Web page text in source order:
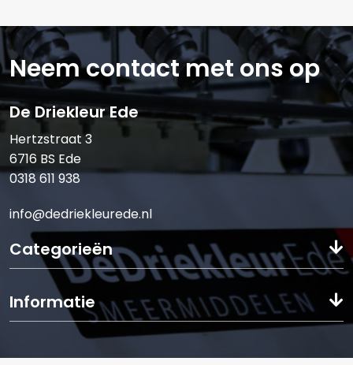
E-mail:*
Verstuur offerte
Neem contact met ons op
De Driekleur Ede
Hertzstraat 3
6716 BS Ede
0318 611 938
info@dedriekleurede.nl
Categorieën
Informatie